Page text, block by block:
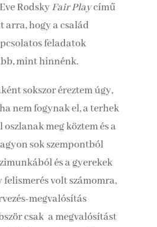
RodskyFair Playcímű
hogy a család
feladatok
mint hinnénk.
sokszor éreztem úgy,
nem fogynak el, a terhek
meg köztem és a
sok szempontból
és a gyerekek
felismerés volt számomra,
megvalósítás
csak a megvalósítást